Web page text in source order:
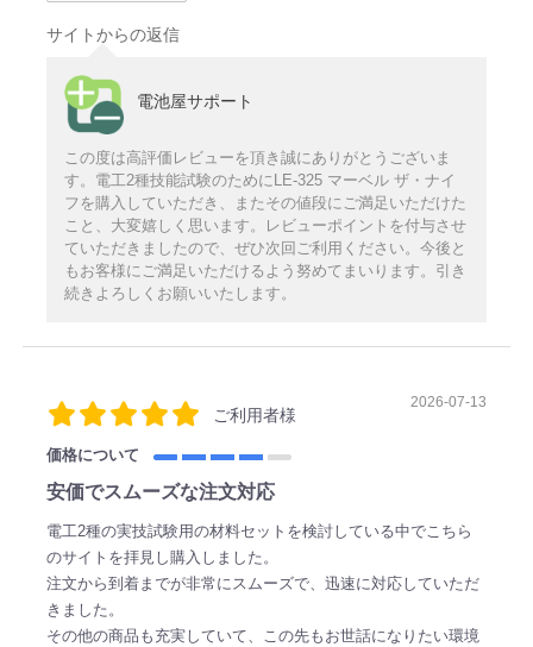
サイトからの返信
電池屋サポート
この度は高評価レビューを頂き誠にありがとうございま
す。電工2種技能試験のためにLE-325 マーベル ザ・ナイ
フを購入していただき、またその値段にご満足いただけた
こと、大変嬉しく思います。レビューポイントを付与させ
ていただきましたので、ぜひ次回ご利用ください。今後と
もお客様にご満足いただけるよう努めてまいります。引き
続きよろしくお願いいたします。
ご利用者様
2026-07-13
価格について
安価でスムーズな注文対応
電工2種の実技試験用の材料セットを検討している中でこちら
のサイトを拝見し購入しました。
注文から到着までが非常にスムーズで、迅速に対応していただ
きました。
その他の商品も充実していて、この先もお世話になりたい環境